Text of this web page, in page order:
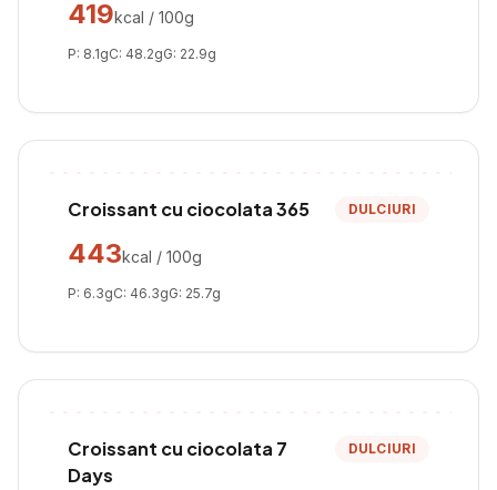
419kcal / 100g
P: 8.1gC: 48.2gG: 22.9g
Croissant cu ciocolata 365 DULCIURI
443kcal / 100g
P: 6.3gC: 46.3gG: 25.7g
Croissant cu ciocolata 7
Days
DULCIURI